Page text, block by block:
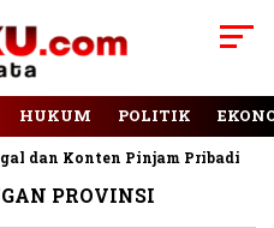
HUKUM POLITIK
dan Konten Pinjam Pribadi
PROVINSI